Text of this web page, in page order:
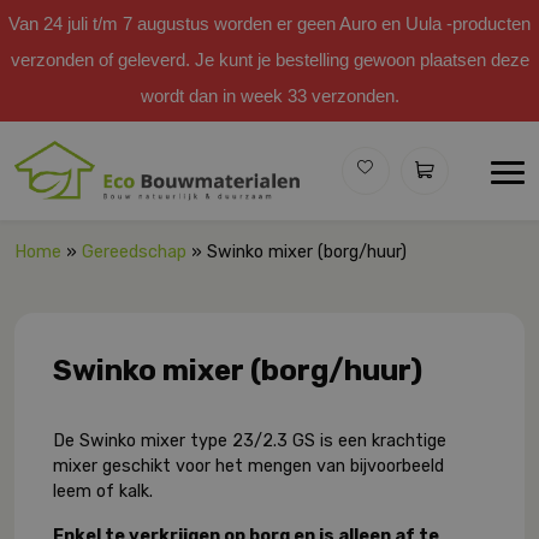
Van 24 juli t/m 7 augustus worden er geen Auro en Uula -producten
verzonden of geleverd. Je kunt je bestelling gewoon plaatsen deze
wordt dan in week 33 verzonden.
Home » Gereedschap » Swinko mixer (borg/huur)
Swinko mixer (borg/huur)
De Swinko mixer type 23/2.3 GS is een krachtige
mixer geschikt voor het mengen van bijvoorbeeld
leem of kalk.